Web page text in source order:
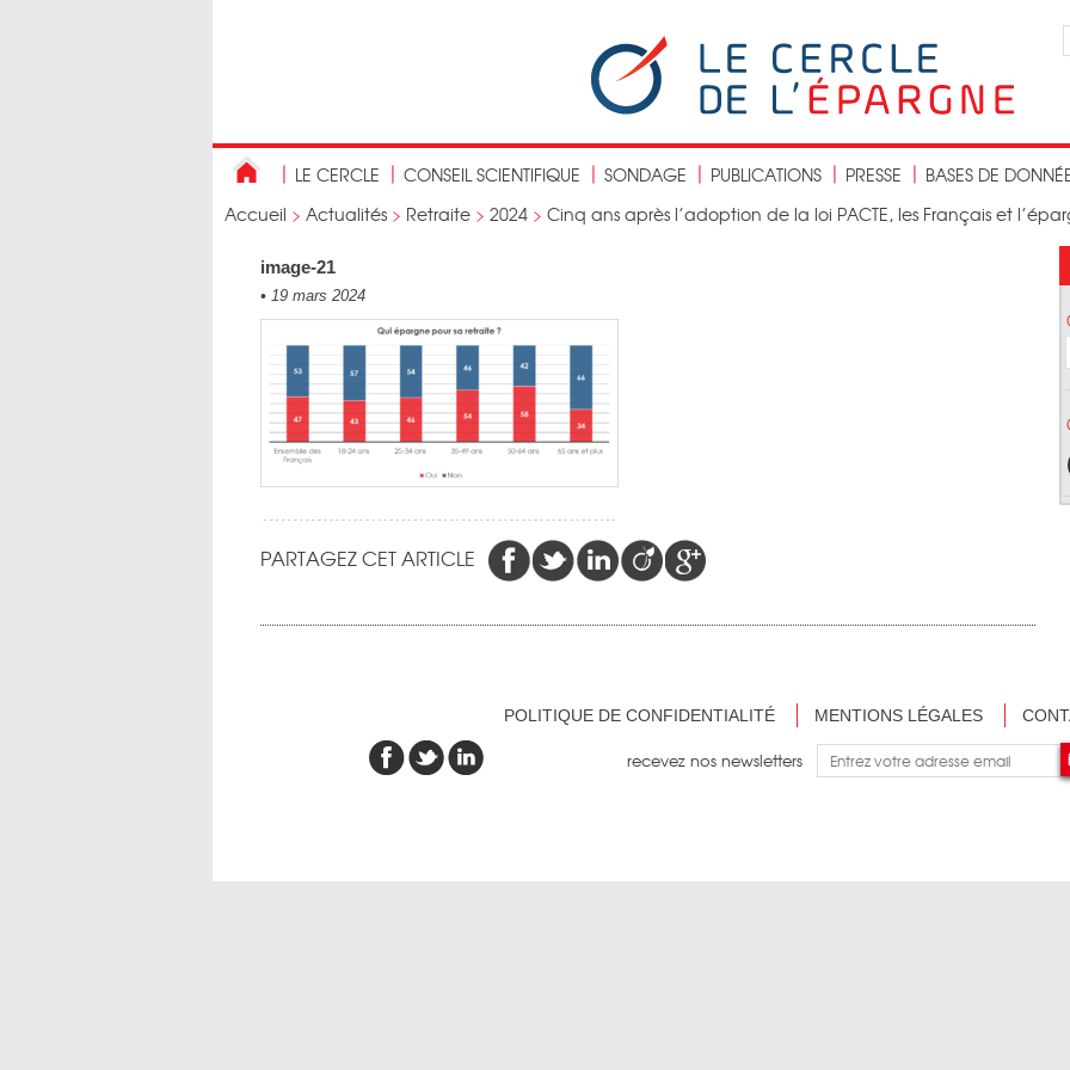
LE CERCLE CONSEIL SCIENTIFIQUE SONDAGE PUBLICATIONS PRESSE
BASES DE
Accueil > Actualités > Retraite > 2024 > Cinq ans après l’adoption de la loi PACTE, les Français et
image-21
• 19 mars 2024
PARTAGEZ CET ARTICLE
POLITIQUE DE CONFIDENTIALITÉ MENTIONS LÉGALES
recevez nos newsletters